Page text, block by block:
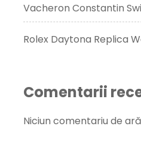
Vacheron Constantin
Rolex Daytona Replica
Comentarii
Niciun comentariu de